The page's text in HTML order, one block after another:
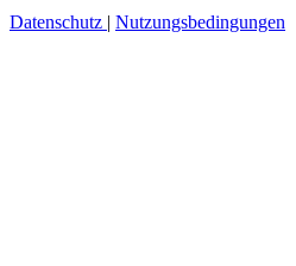
Datenschutz | Nutzungsbedingungen